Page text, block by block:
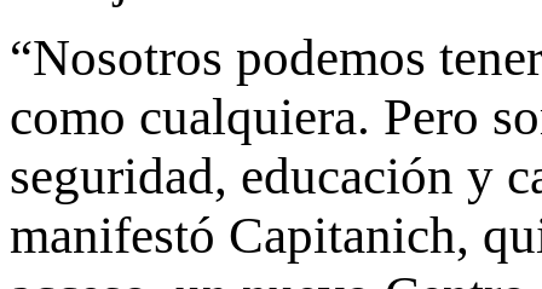
“Nosotros podemos
como cualquiera. Pero
seguridad, educación y
manifestó Capitanich,